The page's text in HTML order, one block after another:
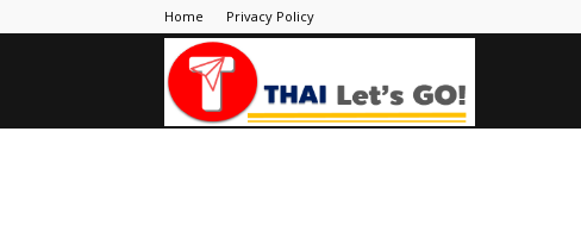
Home Privacy Policy